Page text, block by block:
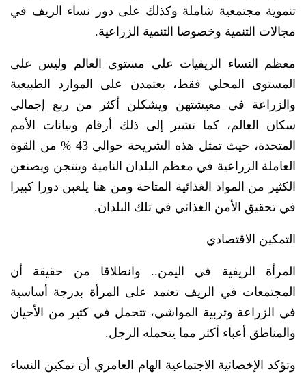
تنموية مجتمعية شاملة وكذلك على دور نساء الريف في
مجالات التنمية وخصوصا التنمية الزراعية.
معظم النساء الريفيات على مستوى العالم وليس على
المستوى المحلي فقط، يعتمدن على الموارد الطبيعية
والزراعة في معيشتهن ويشكلن أكثر من ربع إجمالي
سكان العالم، كما تشير إلى ذلك أرقام وبيانات الأمم
المتحدة، حيث تمثل هذه الشريحة حوالي 43 % من القوة
العاملة الزراعية في معظم البلدان النامية وينتجن ويصنعن
الكثير من المواد الغذائية المتاحة ومن هنا يلعبن دورا كبيرا
في تحقيق الأمن الغذائي في تلك البلدان.
التمكين الاقتصادي
المرأة الريفية في اليمن.. وانطلاقا من حقيقة أن
المجتمعات في الريف تعتمد على المرأة بدرجة أساسية
في الزراعة وتربية المواشي، تتحمل في كثير من الأحيان
والمناطق أعباء أكثر مما يتحمله الرجل.
وتؤكد الإخصائية الاجتماعية الهام العامري أن تمكين النساء